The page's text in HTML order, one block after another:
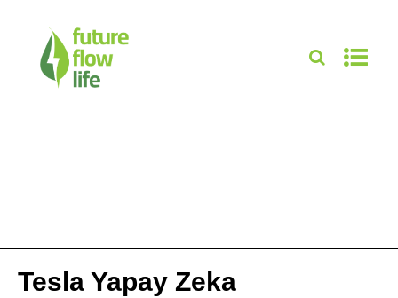
Tesla Yapay Zeka